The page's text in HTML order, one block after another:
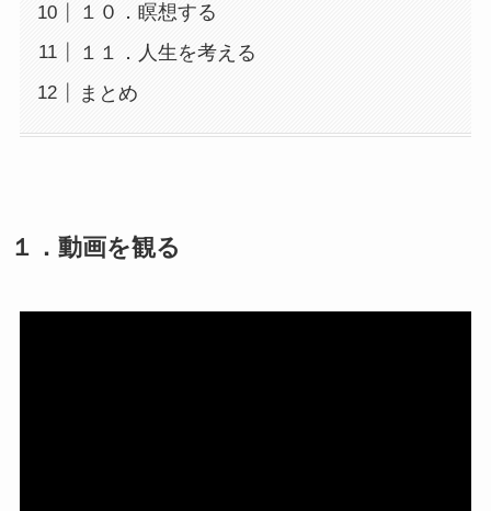
１０．瞑想する
１１．人生を考える
まとめ
１．動画を観る